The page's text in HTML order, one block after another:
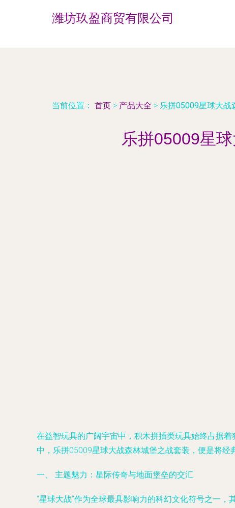
潍坊玖盈商贸有限公司
当前位置： 首页 > 产品大全 > 乐拼05009星球大战
乐拼05009星
在益智玩具的广阔宇宙中，积木拼插类玩具始终占据
中，乐拼05009星球大战森林城堡之战套装，便是将经
一、 主题魅力：星际传奇与地面堡垒的交汇
“星球大战”作为全球最具影响力的科幻文化符号之一